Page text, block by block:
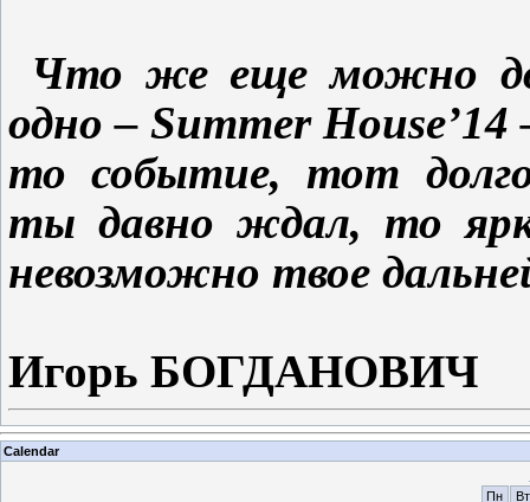
Что же еще можно
одно –Summer House’14
то событие, тот
ты давно ждал, то
невозможно твое
Игорь БОГДАНОВИЧ
Calendar
Пн
Вт